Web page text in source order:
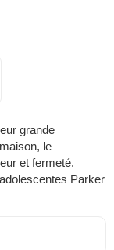
grande
le
et fermeté.
Parker